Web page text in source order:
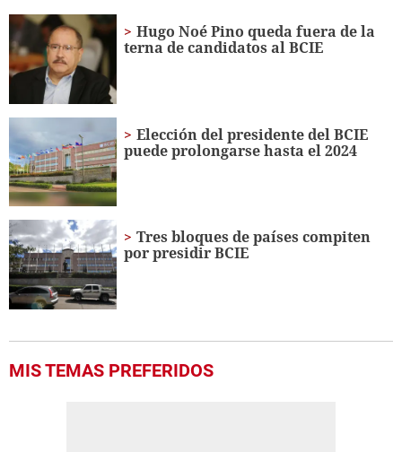
seconds
Hugo Noé Pino queda fuera de la
terna de candidatos al BCIE
Elección del presidente del BCIE
puede prolongarse hasta el 2024
Tres bloques de países compiten
por presidir BCIE
MIS TEMAS PREFERIDOS